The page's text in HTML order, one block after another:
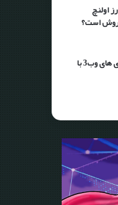
اولنچ
تحولی در دنیای بازی های وب3 با